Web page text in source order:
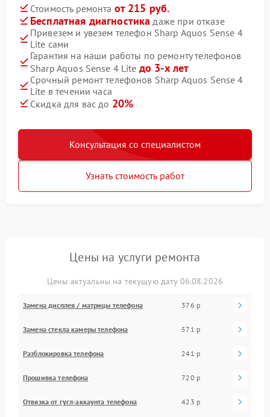
Стоимость ремонта от 215 руб.
Бесплатная диагностика даже при отказе
Привезем и увезем телефон Sharp Aquos Sense 4
Lite сами
Гарантия на наши работы по ремонту телефонов
Sharp Aquos Sense 4 Lite до 3-х лет
Срочный ремонт телефонов Sharp Aquos Sense 4
Lite в течении часа
Скидка для вас до 20%
Консультация со специалистом
Узнать стоимость работ
Цены на услуги ремонта
Цены актуальны на текущую дату 06.08.2026
Замена дисплея / матрицы телефона 376 р
Замена стекла камеры телефона 571 р
Разблокировка телефона 241 р
Прошивка телефона 720 р
Отвязка от гугл-аккаунта телефона 423 р